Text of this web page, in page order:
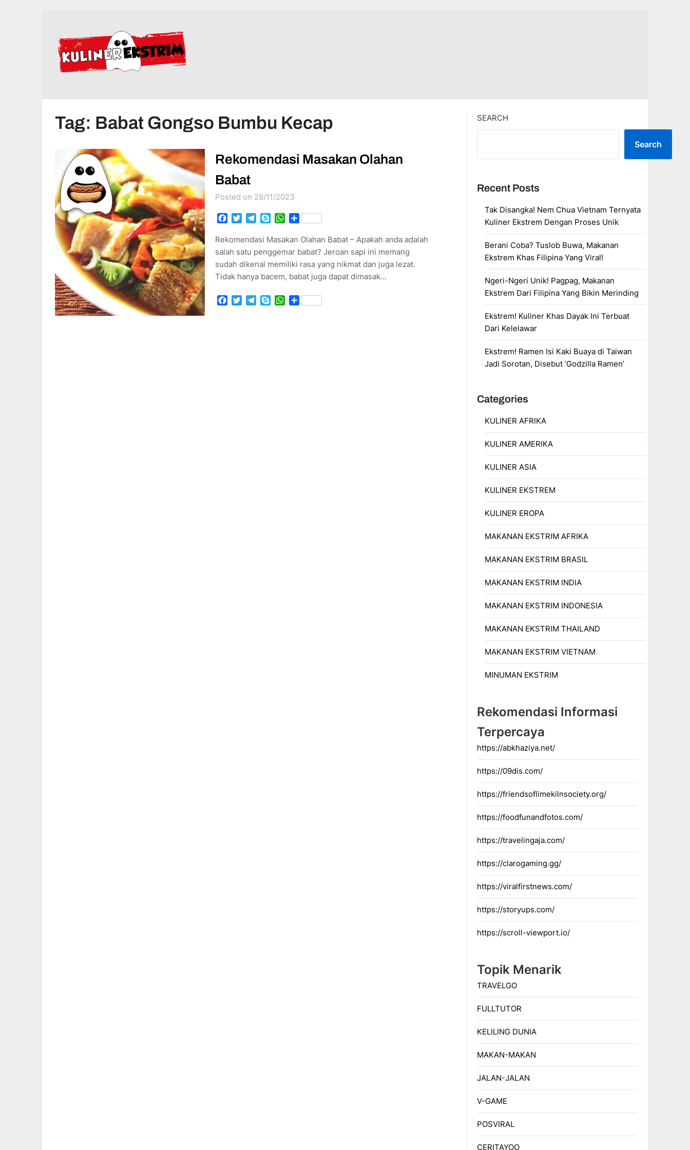
Tag: Babat Gongso Bumbu Kecap
Rekomendasi Masakan Olahan
Babat
Posted on 28/11/2023
Facebook
TwitterTelegram
SkypeWhatsApp
Share
Rekomendasi Masakan Olahan Babat – Apakah anda adalah
salah satu penggemar babat? Jeroan sapi ini memang
sudah dikenal memiliki rasa yang nikmat dan juga lezat.
Tidak hanya bacem, babat juga dapat dimasak…
Facebook
TwitterTelegram
SkypeWhatsApp
Share
SEARCH
Search
Recent Posts
Tak Disangka! Nem Chua Vietnam Ternyata
Kuliner Ekstrem Dengan Proses Unik
Berani Coba? Tuslob Buwa, Makanan
Ekstrem Khas Filipina Yang Viral!
Ngeri-Ngeri Unik! Pagpag, Makanan
Ekstrem Dari Filipina Yang Bikin Merinding
Ekstrem! Kuliner Khas Dayak Ini Terbuat
Dari Kelelawar
Ekstrem! Ramen Isi Kaki Buaya di Taiwan
Jadi Sorotan, Disebut ‘Godzilla Ramen’
Categories
KULINER AFRIKA
KULINER AMERIKA
KULINER ASIA
KULINER EKSTREM
KULINER EROPA
MAKANAN EKSTRIM AFRIKA
MAKANAN EKSTRIM BRASIL
MAKANAN EKSTRIM INDIA
MAKANAN EKSTRIM INDONESIA
MAKANAN EKSTRIM THAILAND
MAKANAN EKSTRIM VIETNAM
MINUMAN EKSTRIM
Rekomendasi Informasi
Terpercaya
https://abkhaziya.net/
https://09dis.com/
https://friendsoflimekilnsociety.org/
https://foodfunandfotos.com/
https://travelingaja.com/
https://clarogaming.gg/
https://viralfirstnews.com/
https://storyups.com/
https://scroll-viewport.io/
Topik Menarik
TRAVELGO
FULLTUTOR
KELILING DUNIA
MAKAN-MAKAN
JALAN-JALAN
V-GAME
POSVIRAL
CERITAYOO